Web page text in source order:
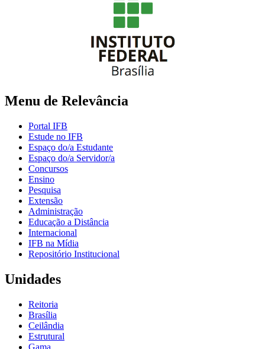
Menu de Relevância
Portal IFB
Estude no IFB
Espaço do/a Estudante
Espaço do/a Servidor/a
Concursos
Ensino
Pesquisa
Extensão
Administração
Educação a Distância
Internacional
IFB na Mídia
Repositório Institucional
Unidades
Reitoria
Brasília
Ceilândia
Estrutural
Gama